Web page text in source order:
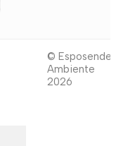
© Esposende
Ambiente
2026